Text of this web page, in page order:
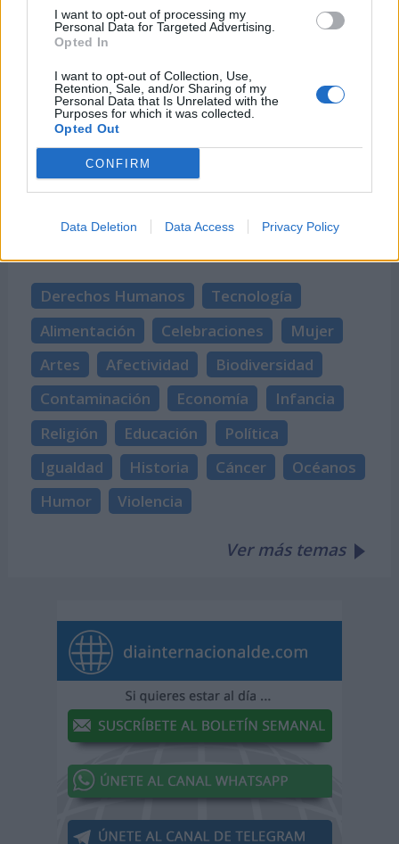
I want to opt-out of processing my
Personal Data for Targeted Advertising.
Opted In
I want to opt-out of Collection, Use,
Retention, Sale, and/or Sharing of my
Personal Data that Is Unrelated with the
Purposes for which it was collected.
Opted Out
CONFIRM
Data Deletion Data Access Privacy Policy
Temas de Días Internacionales
Derechos Humanos
Tecnología
Alimentación
Celebraciones
Mujer
Artes
Afectividad
Biodiversidad
Contaminación
Economía
Infancia
Religión
Educación
Política
Igualdad
Historia Cáncer
Océanos
Humor
Violencia
Ver más temas